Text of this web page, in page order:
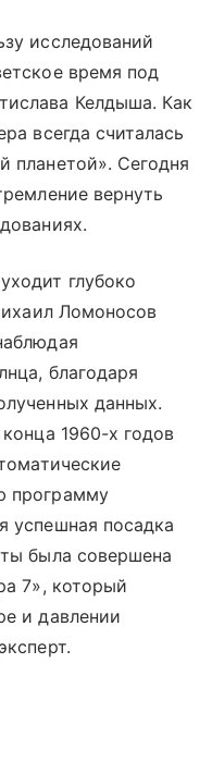
исследований
время под
Келдыша. Как
всегда считалась
планетой». Сегодня
вернуть
глубоко
Ломоносов
благодаря
данных.
1960-х годов
программу
успешная посадка
была совершена
7», который
и давлении